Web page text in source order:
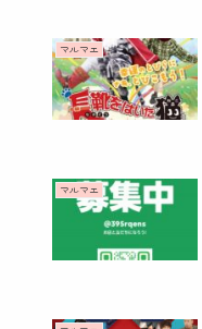
マルマエ
マルマエ